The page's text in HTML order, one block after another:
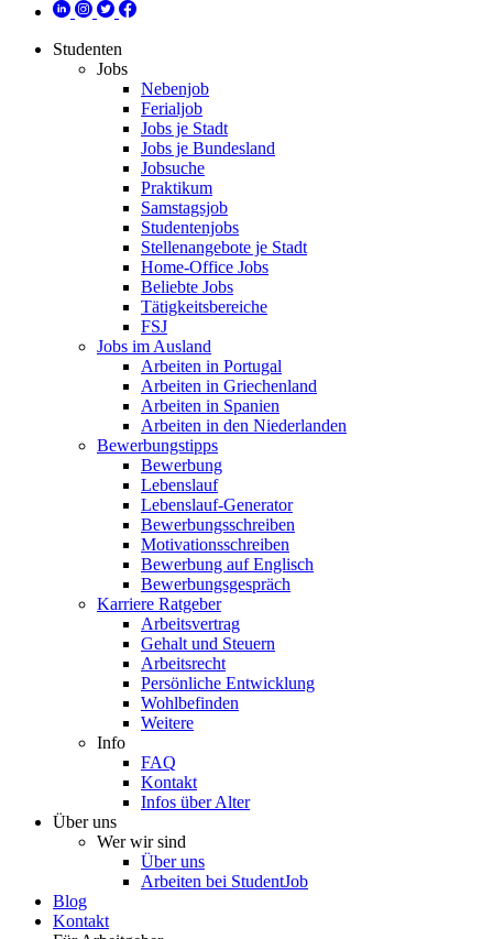
Studenten
Jobs
Nebenjob
Ferialjob
Jobs je Stadt
Jobs je Bundesland
Jobsuche
Praktikum
Samstagsjob
Studentenjobs
Stellenangebote je Stadt
Home-Office Jobs
Beliebte Jobs
Tätigkeitsbereiche
FSJ
Jobs im Ausland
Arbeiten in Portugal
Arbeiten in Griechenland
Arbeiten in Spanien
Arbeiten in den Niederlanden
Bewerbungstipps
Bewerbung
Lebenslauf
Lebenslauf-Generator
Bewerbungsschreiben
Motivationsschreiben
Bewerbung auf Englisch
Bewerbungsgespräch
Karriere Ratgeber
Arbeitsvertrag
Gehalt und Steuern
Arbeitsrecht
Persönliche Entwicklung
Wohlbefinden
Weitere
Info
FAQ
Kontakt
Infos über Alter
Über uns
Wer wir sind
Über uns
Arbeiten bei StudentJob
Blog
Kontakt